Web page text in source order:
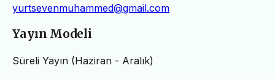
yurtsevenmuhammed@gmail.com
Yayın Modeli
Süreli Yayın (Haziran - Aralık)